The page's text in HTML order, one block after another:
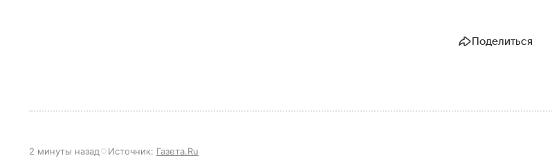
Поделиться
2 минуты назад Источник: Газета.Ru